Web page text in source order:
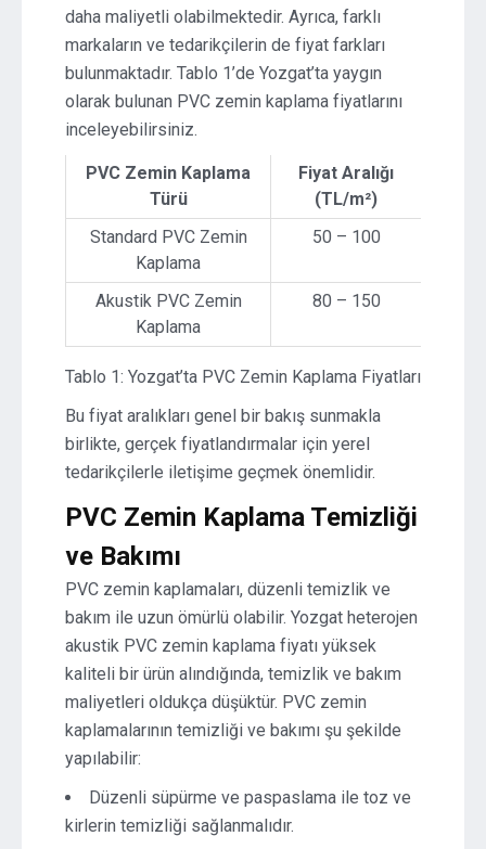
daha maliyetli olabilmektedir. Ayrıca, farklı
markaların ve tedarikçilerin de fiyat farkları
bulunmaktadır. Tablo 1’de Yozgat’ta yaygın
olarak bulunan PVC zemin kaplama fiyatlarını
inceleyebilirsiniz.
PVC Zemin Kaplama
Türü
Fiyat Aralığı
(TL/m²)
Standard PVC Zemin
Kaplama
50 – 100
Akustik PVC Zemin
Kaplama
80 – 150
Tablo 1: Yozgat’ta PVC Zemin Kaplama Fiyatları
Bu fiyat aralıkları genel bir bakış sunmakla
birlikte, gerçek fiyatlandırmalar için yerel
tedarikçilerle iletişime geçmek önemlidir.
PVC Zemin Kaplama Temizliği
ve Bakımı
PVC zemin kaplamaları, düzenli temizlik ve
bakım ile uzun ömürlü olabilir. Yozgat heterojen
akustik PVC zemin kaplama fiyatı yüksek
kaliteli bir ürün alındığında, temizlik ve bakım
maliyetleri oldukça düşüktür. PVC zemin
kaplamalarının temizliği ve bakımı şu şekilde
yapılabilir:
Düzenli süpürme ve paspaslama ile toz ve
kirlerin temizliği sağlanmalıdır.